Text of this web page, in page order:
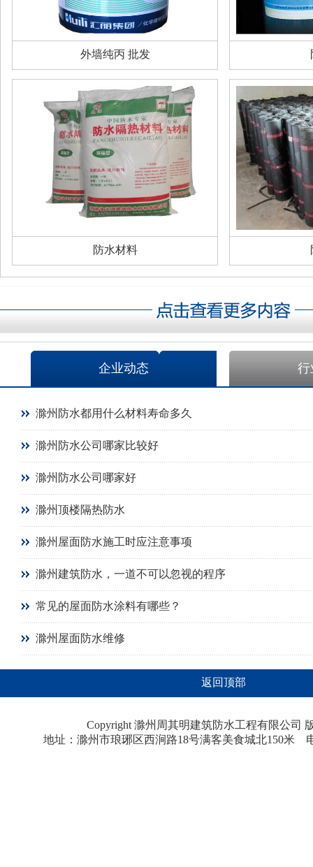
外墙纯丙 批发
防水材料
企业动态 行
滁州防水都用什么材料寿命多久
滁州防水公司哪家比较好
滁州防水公司哪家好
滁州顶楼隔热防水
滁州屋面防水施工时应注意事项
滁州建筑防水，一道不可以忽视的程序
常见的屋面防水涂料有哪些？
滁州屋面防水维修
返回顶部
Copyright 滁州周其明建筑防水工程有限公
地址：滁州市琅琊区西涧路18号满客美食城北150米